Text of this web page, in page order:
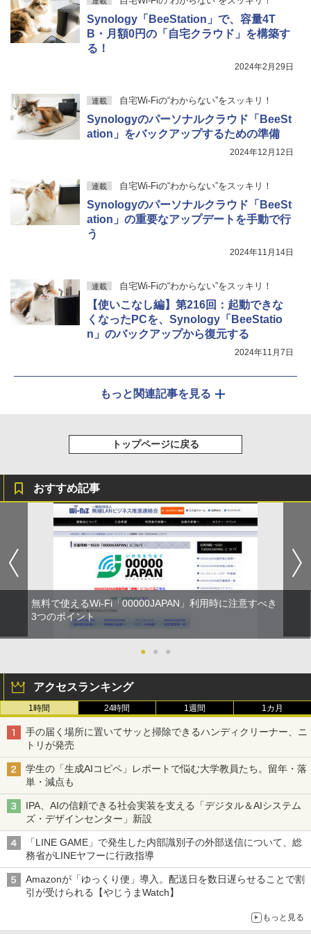
Synology「BeeStation」で、容量4T
B・月額0円の「自宅クラウド」を構築す
る！
2024年2月29日
連載 自宅Wi-Fiの“わからない”をスッキリ！
Synologyのパーソナルクラウド「BeeSt
ation」をバックアップするための準備
2024年12月12日
連載 自宅Wi-Fiの“わからない”をスッキリ！
Synologyのパーソナルクラウド「BeeSt
ation」の重要なアップデートを手動で行
う
2024年11月14日
連載 自宅Wi-Fiの“わからない”をスッキリ！
【使いこなし編】第216回：起動できな
くなったPCを、Synology「BeeStatio
n」のバックアップから復元する
2024年11月7日
もっと関連記事を見る
トップページに戻る
おすすめ記事
無料で使えるWi-Fi「00000JAPAN」利用時に注意すべき
3つのポイント
● ● ●
アクセスランキング
1時間 24時間 1週間 1カ月
手の届く場所に置いてサッと掃除できるハンディクリーナー、ニ
トリが発売
学生の「生成AIコピペ」レポートで悩む大学教員たち。留年・落
単・減点も
IPA、AIの信頼できる社会実装を支える「デジタル＆AIシステム
ズ・デザインセンター」新設
「LINE GAME」で発生した内部識別子の外部送信について、総
務省がLINEヤフーに行政指導
Amazonが「ゆっくり便」導入。配送日を数日遅らせることで割
引が受けられる【やじうまWatch】
もっと見る